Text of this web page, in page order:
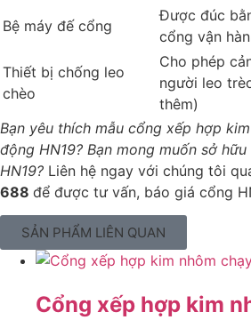
Bệ máy đế cổng
Được đúc
cổng vận
Thiết bị chống leo
chèo
Cho phép
người leo
thêm)
Bạn yêu thích mẫu cổng xếp hợp
động HN19? Bạn mong muốn sở
HN19? Liên hệ ngay với chúng tôi
688 để được tư vấn, báo giá cổng
SẢN PHẨM LIÊN QUAN
Cổng xếp hợp kim